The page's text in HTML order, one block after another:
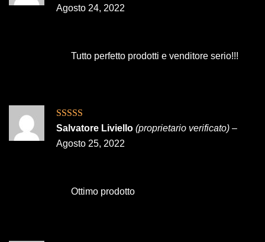
5
Agosto 24, 2022
Tutto perfetto prodotti e venditore serio!!!
Valutato5su
5
Salvatore Liviello (proprietario verificato) –
Agosto 25, 2022
Ottimo prodotto